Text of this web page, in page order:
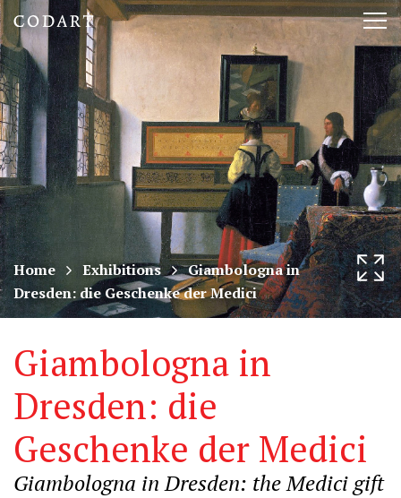
CODART,
Dutch
and
Flemish
art
in
museums
worldwide
Home Exhibitions
Giambologna in
Dresden: die Geschenke der Medici
Giambologna in
Dresden: die
Geschenke der Medici
Giambologna in Dresden: the Medici gift